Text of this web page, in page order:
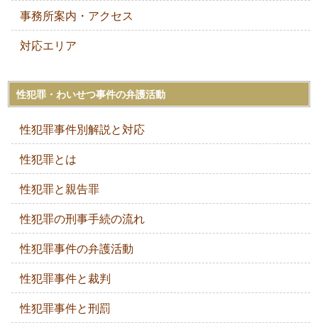
事務所案内・アクセス
対応エリア
性犯罪・わいせつ事件の弁護活動
性犯罪事件別解説と対応
性犯罪とは
性犯罪と親告罪
性犯罪の刑事手続の流れ
性犯罪事件の弁護活動
性犯罪事件と裁判
性犯罪事件と刑罰